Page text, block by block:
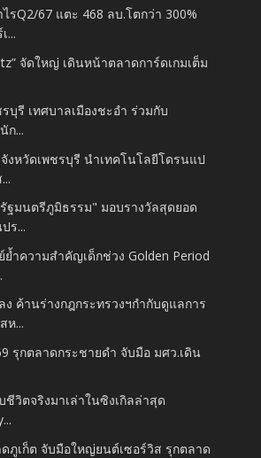
ไรQ2/67 แตะ 468 ลบ.โตกว่า 300%
...
จัดใหญ่ เดินหน้าตลาดการ์ดเกมเต็ม
บุรี เทศบาลเมืองชะอํา ร่วมกับ
ก...
งหวัดเพชรบุรี นำเทคโนโลยีโดรนแป
รัฐมนตรีภูมิธรรม" มอบรางวัลสุดยอด
ร...
ย้ำความสำคัญเด็กช่วง Golden Period
ง ค้านร่างกฎกระทรวงฯกำกับดูแลการ
ห...
รุกตลาดกระชายดำ จับมือ มศว.เดิน
ชีวิตจริงมาเล่าในซิงเกิลล่าสุด
ภูเก็ต จับมือใหญ่ยนต์เซอร์วิส รุกตลาด